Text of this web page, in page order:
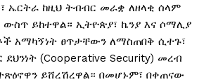
ኤርትራ ከዚህ ትብብር መራቋ ለዘላቂ ሰላም
ይከተዋል። ኢትዮጵያ፣ ኬንያ እና ሶማሊያ
አማካኝነት ፀጥታቸውን ለማስጠበቅ ሲተጉ፣
(Cooperative Security) መረብ
ይሸረሽረዋል። በመሆኑም፣ በቀጠናው